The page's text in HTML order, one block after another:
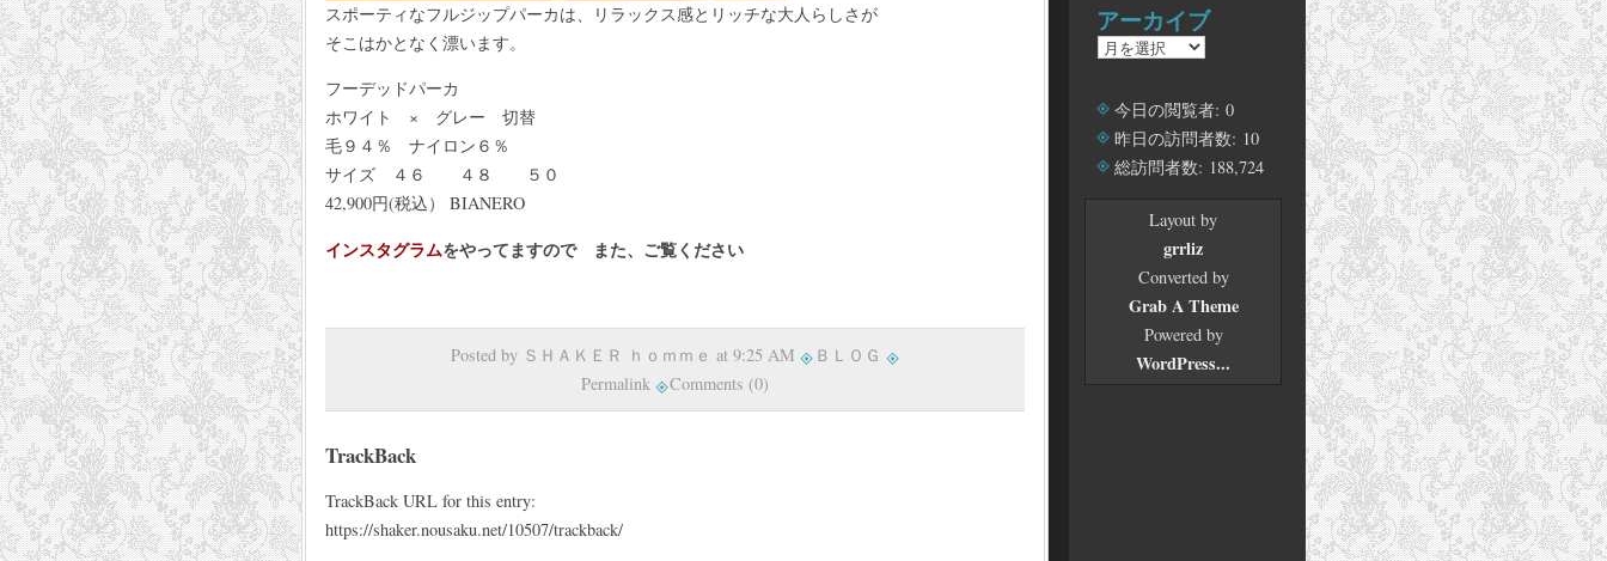
スポーティなフルジップパーカは、リラックス感とリッチな大人らしさが
そこはかとなく漂います。
フーデッドパーカ
ホワイト × グレー 切替
毛９４％ ナイロン６％
サイズ ４６ ４８ ５０
42,900円(税込） BIANERO
インスタグラムをやってますので また、ご覧ください
Posted by ＳＨＡＫＥＲ ｈｏｍｍｅ at 9:25 AM
ＢＬＯＧ
Permalink
Comments (0)
TrackBack
TrackBack URL for this entry:
https://shaker.nousaku.net/10507/trackback/
アーカイブ
ア
カ
イ
ブ
今日の閲覧者: 0
昨日の訪問者数: 10
総訪問者数: 188,724
Layout by
grrliz
Converted by
Grab A Theme
Powered by
WordPress...